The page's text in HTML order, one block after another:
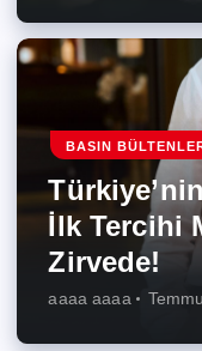
BASIN
İlk Tercihi
Zirvede!
aaaa aaaa